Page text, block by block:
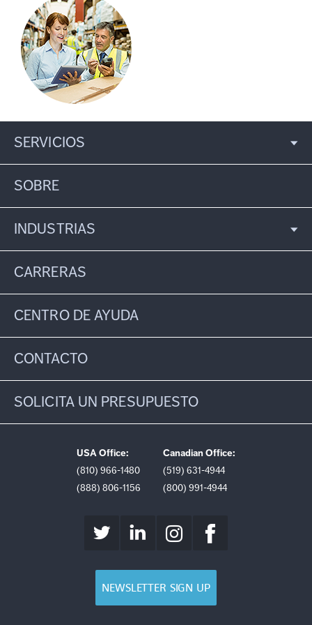
SERVICIOS
SOBRE
INDUSTRIAS
CARRERAS
CENTRO DE AYUDA
CONTACTO
SOLICITA UN PRESUPUESTO
USA Office:
(810) 966-1480
(888) 806-1156
Canadian Office:
(519) 631-4944
(800) 991-4944
NEWSLETTER SIGN UP